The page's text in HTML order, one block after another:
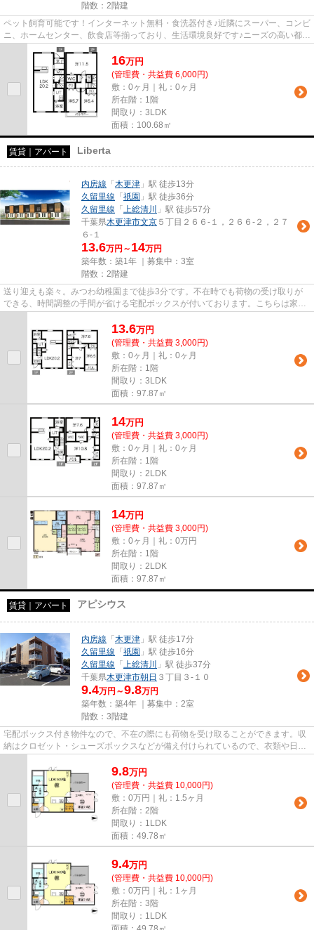
階数：2階建
ペット飼育可能です！インターネット無料・食洗器付き♪近隣にスーパー、コンビ
ニ、ホームセンター、飲食店等揃っており、生活環境良好です♪ニーズの高い都市
ガス物件です。
16万円
(管理費・共益費 6,000円)
敷：0ヶ月｜礼：0ヶ月
所在階：1階
間取り：3LDK
面積：100.68㎡
賃貸｜アパート Liberta
内房線 「 木更津 」駅 徒歩13分
久留里線 「 祇園 」駅 徒歩36分
久留里線 「 上総清川
」駅 徒歩57分
千葉県木更津市文京 ５丁目２６６-１，２６６-２，２７
６-１
13.6万円～ 14万円
築年数：築1年 ｜募集中： 3室
階数：2階建
送り迎えも楽々。みつわ幼稚園まで徒歩3分です。不在時でも荷物の受け取りが
できる、時間調整の手間が省ける宅配ボックスが付いております。こちらは家賃
13.6万円
(管理費・共益費 3,000円)
敷：0ヶ月｜礼：0ヶ月
所在階：1階
間取り：3LDK
面積：97.87㎡
14万円
(管理費・共益費 3,000円)
敷：0ヶ月｜礼：0ヶ月
所在階：1階
間取り：2LDK
面積：97.87㎡
14万円
(管理費・共益費 3,000円)
敷：0ヶ月｜礼：0万円
所在階：1階
間取り：2LDK
面積：97.87㎡
賃貸｜アパート アピシウス
内房線 「 木更津 」駅 徒歩17分
久留里線 「 祇園 」駅 徒歩16分
久留里線 「 上総清川
」駅 徒歩37分
千葉県木更津市朝日 ３丁目３-１０
9.4万円～9.8万円
築年数：築4年 ｜募集中： 2室
階数：3階建
宅配ボックス付き物件なので、不在の際にも荷物を受け取ることができます。収
納はクロゼット・シューズボックスなどが備え付けられているので、衣類や日用
9.8万円
(管理費・共益費 10,000円)
敷：0万円｜礼：1.5ヶ月
所在階：2階
間取り：1LDK
面積：49.78㎡
9.4万円
(管理費・共益費 10,000円)
敷：0万円｜礼：1ヶ月
所在階：3階
間取り：1LDK